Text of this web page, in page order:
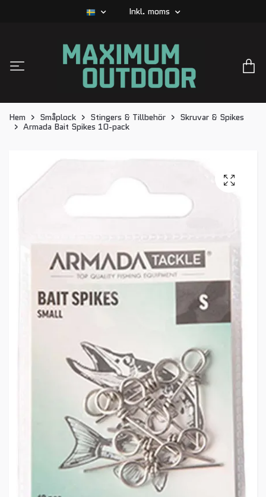
Inkl. moms
Hem Småplock Stingers & Tillbehör
Skruvar & Spikes
Armada Bait Spikes 10-pack